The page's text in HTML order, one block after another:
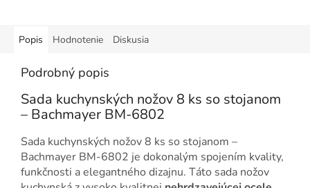
Popis Hodnotenie Diskusia
Podrobný popis
Sada kuchynských nožov 8 ks so stojanom
– Bachmayer BM-6802
Sada kuchynských nožov 8 ks so stojanom –
Bachmayer BM-6802 je dokonalým spojením kvality,
funkčnosti a elegantného dizajnu. Táto sada nožov